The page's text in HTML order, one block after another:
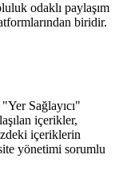
odaklı paylaşım
biridir.
Sağlayıcı"
içerikler,
içeriklerin
yönetimi sorumlu